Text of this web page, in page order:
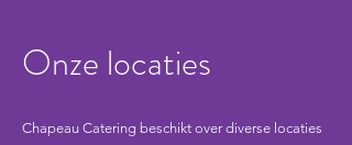
Onze locaties
Chapeau Catering beschikt over diverse locaties